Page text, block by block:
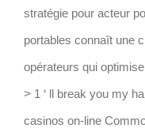
stratégie pour acteur
portables connaît une
opérateurs qui
> 1 ‘ ll break you my
casinos on-line